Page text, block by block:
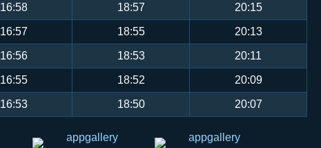
16:58 18:57 20:15
16:57 18:55 20:13
16:56 18:53 20:11
16:55 18:52 20:09
16:53 18:50 20:07